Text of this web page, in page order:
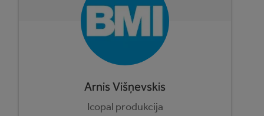
Arnis Višņevskis
Icopal produkcija